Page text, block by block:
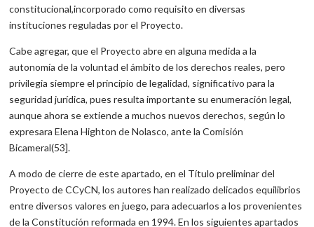
constitucional,incorporado como requisito en diversas
instituciones reguladas por el Proyecto.
Cabe agregar, que el Proyecto abre en alguna medida a la
autonomía de la voluntad el ámbito de los derechos reales, pero
privilegia siempre el principio de legalidad, significativo para la
seguridad jurídica, pues resulta importante su enumeración legal,
aunque ahora se extiende a muchos nuevos derechos, según lo
expresara Elena Highton de Nolasco, ante la Comisión
Bicameral(53].
A modo de cierre de este apartado, en el Título preliminar del
Proyecto de CCyCN, los autores han realizado delicados equilibrios
entre diversos valores en juego, para adecuarlos a los provenientes
de la Constitución reformada en 1994. En los siguientes apartados